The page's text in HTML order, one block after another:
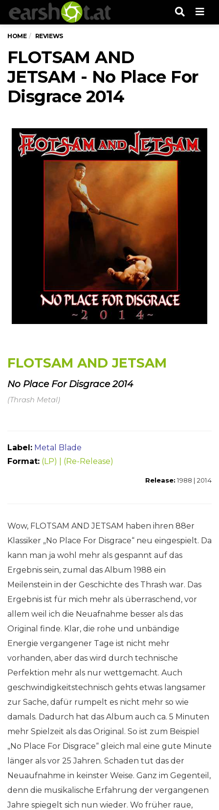
HOME REVIEWS
FLOTSAM AND
JETSAM - No Place For
Disgrace 2014
FLOTSAM AND JETSAM
No Place For Disgrace 2014
(Thrash Metal)
Label: Metal Blade
Format: (LP) | (Re-Release)
Release:1988 | 2014
Wow, FLOTSAM AND JETSAM haben ihren 88er
Klassiker „No Place For Disgrace“ neu eingespielt. Da
kann man ja wohl mehr als gespannt auf das
Ergebnis sein, zumal das Album 1988 ein
Meilenstein in der Geschichte des Thrash war. Das
Ergebnis ist für mich mehr als überraschend, vor
allem weil ich die Neuafnahme besser als das
Original finde. Klar, die rohe und unbändige
Energie vergangener Tage ist nicht mehr
vorhanden, aber das wird durch technische
Perfektion mehr als nur wettgemacht. Auch
geschwindigkeitstechnisch gehts etwas langsamer
zur Sache, dafür rumpelt es nicht mehr so wie
damals. Dadurch hat das Album auch ca. 5 Minuten
mehr Spielzeit als das Original. So ist zum Beispiel
„No Place For Disgrace“ gleich mal eine gute Minute
länger als vor 25 Jahren. Schaden tut das der
Neuaufnahme in keinster Weise. Ganz im Gegenteil,
denn die musikalische Erfahrung der vergangenen
Jahre spiegelt sich nun wieder. Wo früher raue,